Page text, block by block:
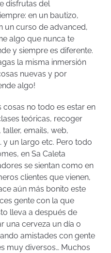
disfrutas del
en un bautizo,
un curso de advanced,
algo que nunca te
y siempre es diferente.
la misma inmersión
nuevas y por
algo!
cosas no todo es estar en
teóricas, recoger
emails, web,
y un largo etc. Pero todo
en Sa Caleta
se sientan como en
clientes que vienen,
aún más bonito este
gente con la que
lleva a después de
una cerveza un día o
amistades con gente
muy diversos… Muchos